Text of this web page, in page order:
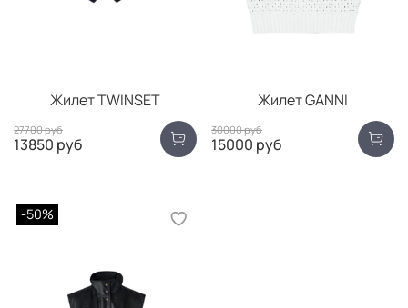
Жилет TWINSET
27700 руб
13850 руб
Жилет GANNI
30000 руб
15000 руб
-50%